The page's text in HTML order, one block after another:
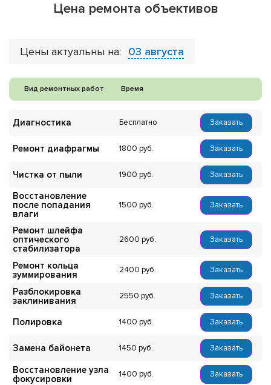
Цена ремонта объективов
Цены актуальны на: 03 августа
Вид ремонтных работ Время
Диагностика Бесплатно Заказать
Ремонт диафрагмы 1800 Заказать
Чистка от пыли 1900 Заказать
Восстановление
после попадания
влаги
1500 Заказать
Ремонт шлейфа
оптического
стабилизатора
2600 Заказать
Ремонт кольца
зуммирования
2400 Заказать
Разблокировка
заклинивания
2550 Заказать
Полировка 1400 Заказать
Замена байонета 1450 Заказать
Восстановление узла
фокусировки
1400 Заказать